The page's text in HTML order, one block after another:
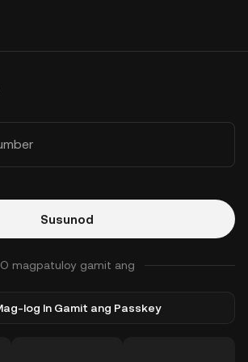
Susunod
O magpatuloy gamit ang
log In Gamit ang Passkey